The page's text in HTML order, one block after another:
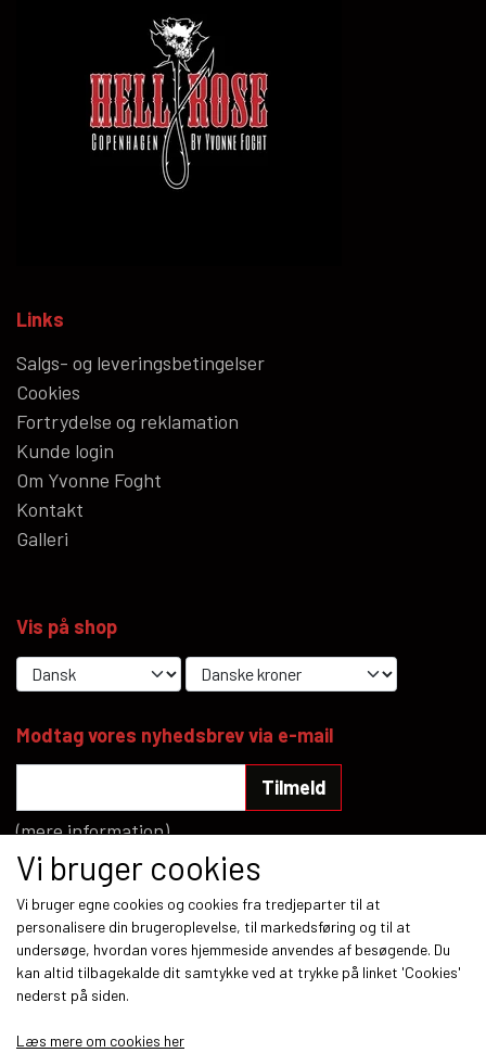
Links
Salgs- og leveringsbetingelser
Cookies
Fortrydelse og reklamation
Kunde login
Om Yvonne Foght
Kontakt
Galleri
Vis på shop
Modtag vores nyhedsbrev via e-mail
Tilmeld
(mere information)
Sociale medier
Betalingsmetoder
Vi bruger cookies
Vi bruger egne cookies og cookies fra tredjeparter til at
personalisere din brugeroplevelse, til markedsføring og til at
undersøge, hvordan vores hjemmeside anvendes af besøgende. Du
kan altid tilbagekalde dit samtykke ved at trykke på linket 'Cookies'
nederst på siden.
Læs mere om cookies her